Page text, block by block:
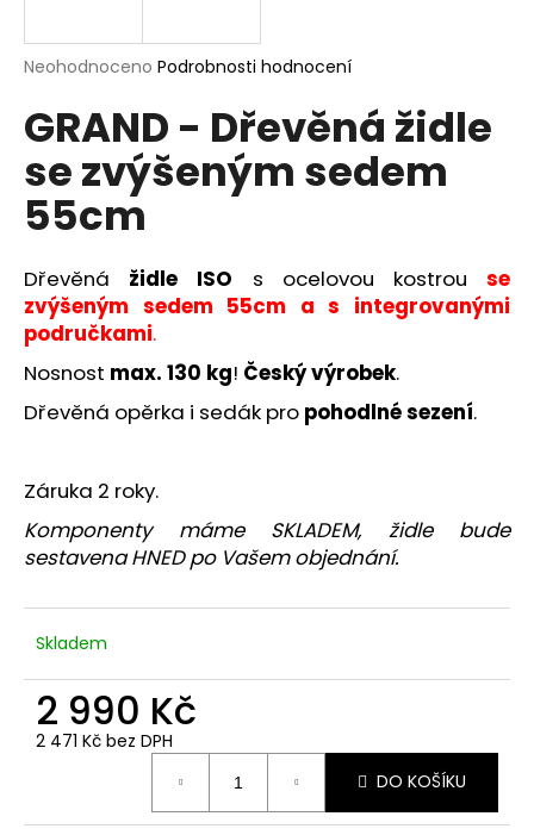
Průměrné
produktu
je
z
5
hvězdiček.
Neohodnoceno Podrobnosti hodnocení
GRAND - Dřevěná židle
se zvýšeným sedem
55cm
Dřevěná židle ISO s ocelovou kostrouse
zvýšeným sedem 55cm a s integrovanými
područkami.
Nosnost max. 130 kg! Český výrobek.
Dřevěná opěrka i sedák pro pohodlné sezení.
Záruka 2 roky.
Komponenty máme SKLADEM, židle bude
sestavena HNED po Vašem objednání.
Skladem
2 990 Kč
2 471 Kč bez DPH
DO KOŠÍKU
A
j
t
?
HLEDAT
D
o
r
č
u
e
m
DĚTŠKÁ
LINE